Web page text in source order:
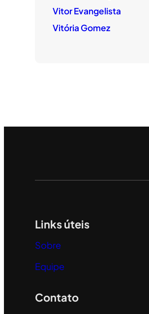
Vitor Evangelista
Vitória Gomez
Links úteis
Sobre
Equipe
Contato